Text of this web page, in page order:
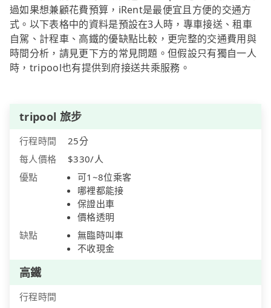
過如果想兼顧花費預算，iRent是最便宜且方便的交通方
式。以下表格中的資料是預設在3人時，專車接送、租車
自駕、計程車、高鐵的優缺點比較，更完整的交通費用與
時間分析，請見更下方的常見問題。但假設只有獨自一人
時，tripool也有提供到府接送共乘服務。
tripool 旅步
行程時間
25分
每人價格
$330/人
優點
可1~8位乘客
哪裡都能接
保證出車
價格透明
缺點
無臨時叫車
不收現金
高鐵
行程時間